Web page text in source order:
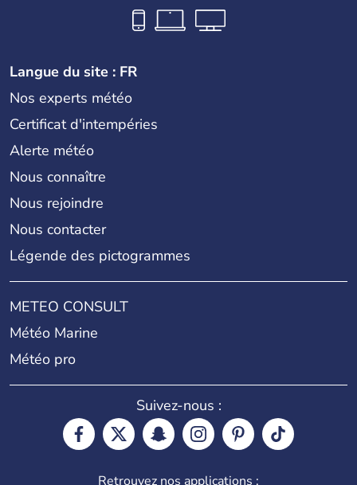
Langue du site : FR
Nos experts météo
Certificat d'intempéries
Alerte météo
Nous connaître
Nous rejoindre
Nous contacter
Légende des pictogrammes
METEO CONSULT
Météo Marine
Météo pro
Suivez-nous :
Retrouvez nos applications :